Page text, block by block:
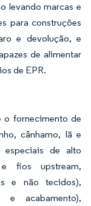
levando marcas e
para construções
e devolução, e
de alimentar
de EPR.
o fornecimento de
cânhamo, lã e
de alto
fios upstream,
e não tecidos),
e acabamento),